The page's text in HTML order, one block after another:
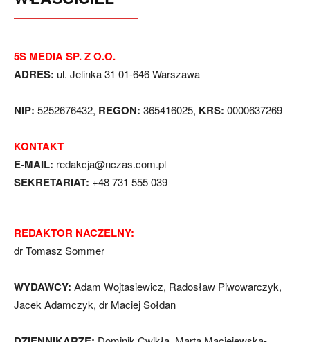
5S MEDIA SP. Z O.O.
ADRES: ul. Jelinka 31 01-646 Warszawa
NIP: 5252676432, REGON: 365416025, KRS: 0000637269
KONTAKT
E-MAIL: redakcja@nczas.com.pl
SEKRETARIAT: +48 731 555 039
REDAKTOR NACZELNY:
dr Tomasz Sommer
WYDAWCY: Adam Wojtasiewicz, Radosław Piwowarczyk,
Jacek Adamczyk, dr Maciej Sołdan